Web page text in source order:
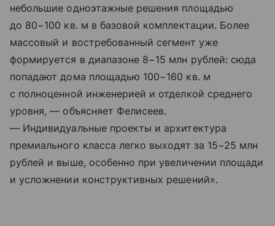
небольшие одноэтажные решения площадью
до 80−100 кв. м в базовой комплектации. Более
массовый и востребованный сегмент уже
формируется в диапазоне 8−15 млн рублей: сюда
попадают дома площадью 100−160 кв. м
с полноценной инженерией и отделкой среднего
уровня, — объясняет Фелисеев.
— Индивидуальные проекты и архитектура
премиального класса легко выходят за 15−25 млн
рублей и выше, особенно при увеличении площади
и усложнении конструктивных решений».